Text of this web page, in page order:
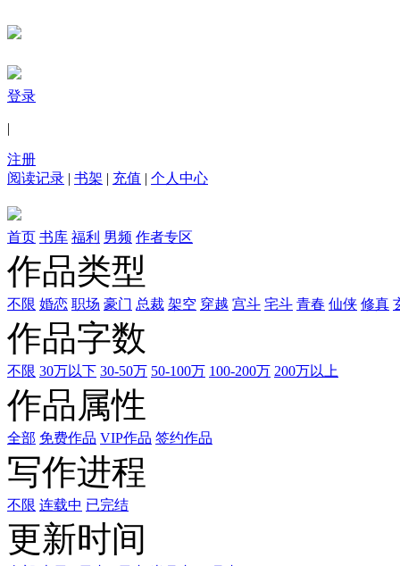
登录
|
注册
阅读记录 | 书架 | 充值 | 个人中心
首页 书库 福利 男频 作者专区
作品类型
不限 婚恋 职场 豪门 总裁 架空 穿越 宫斗 宅斗 青春 仙侠 修真
作品字数
不限 30万以下 30-50万 50-100万 100-200万 200万以上
作品属性
全部 免费作品 VIP作品 签约作品
写作进程
不限 连载中 已完结
更新时间